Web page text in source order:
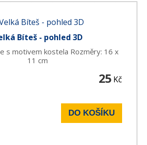
Bíteš - pohled 3D
s motivem kostela Rozměry: 16 x
11 cm
25 Kč
DO KOŠÍKU